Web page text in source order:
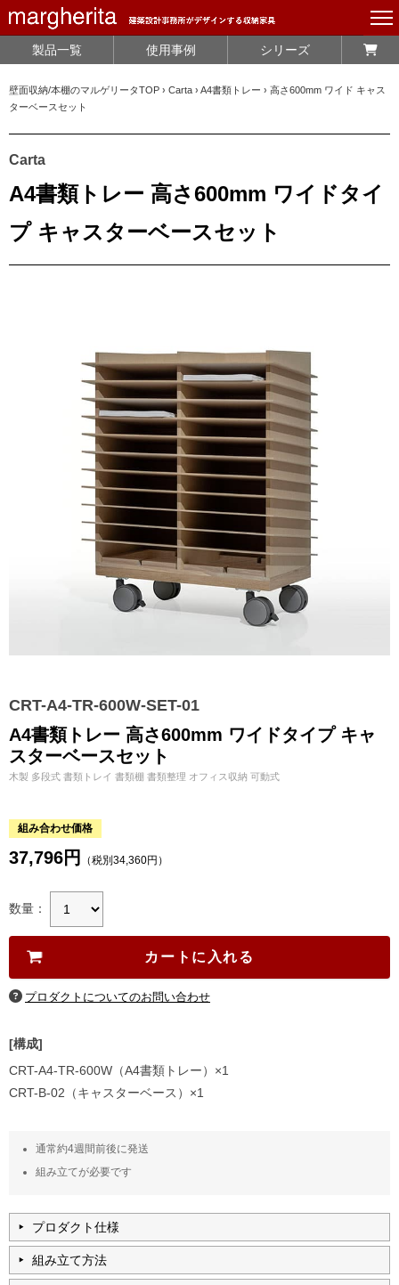
製品一覧 使用事例 シリーズ
壁面収納/本棚のマルゲリータTOP › Carta › A4書類トレー › 高さ600mm ワイド キャス
ターベースセット
Carta
A4書類トレー 高さ600mm ワイドタイ
プ キャスターベースセット
CRT-A4-TR-600W-SET-01
A4書類トレー 高さ600mm ワイドタイプ キャ
スターベースセット
木製 多段式 書類トレイ 書類棚 書類整理 オフィス収納 可動式
組み合わせ価格
37,796円 （税別34,360円）
数量：
[構成]
CRT-A4-TR-600W（A4書類トレー）×1
CRT-B-02（キャスターベース）×1
通常約4週間前後に発送
組み立てが必要です
プロダクト仕様
組み立て方法